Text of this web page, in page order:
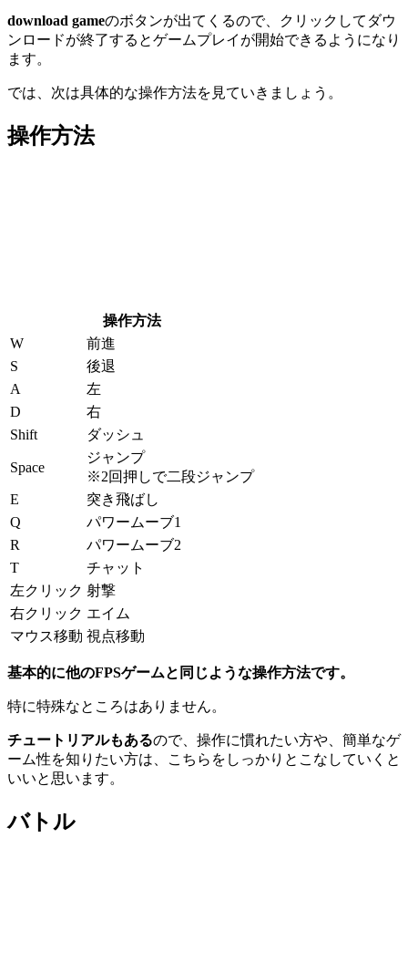
download gameのボタンが出てくるので、クリックしてダウ
ンロードが終了するとゲームプレイが開始できるようになり
ます。
では、次は具体的な操作方法を見ていきましょう。
操作方法
操作方法
W
前進
S
後退
A
左
D
右
Shift
ダッシュ
Space
ジャンプ
※2回押しで二段ジャンプ
E
突き飛ばし
Q
パワームーブ1
R
パワームーブ2
T
チャット
左クリック 射撃
右クリック エイム
マウス移動 視点移動
基本的に他のFPSゲームと同じような操作方法です。
特に特殊なところはありません。
チュートリアルもあるので、操作に慣れたい方や、簡単なゲ
ーム性を知りたい方は、こちらをしっかりとこなしていくと
いいと思います。
バトル